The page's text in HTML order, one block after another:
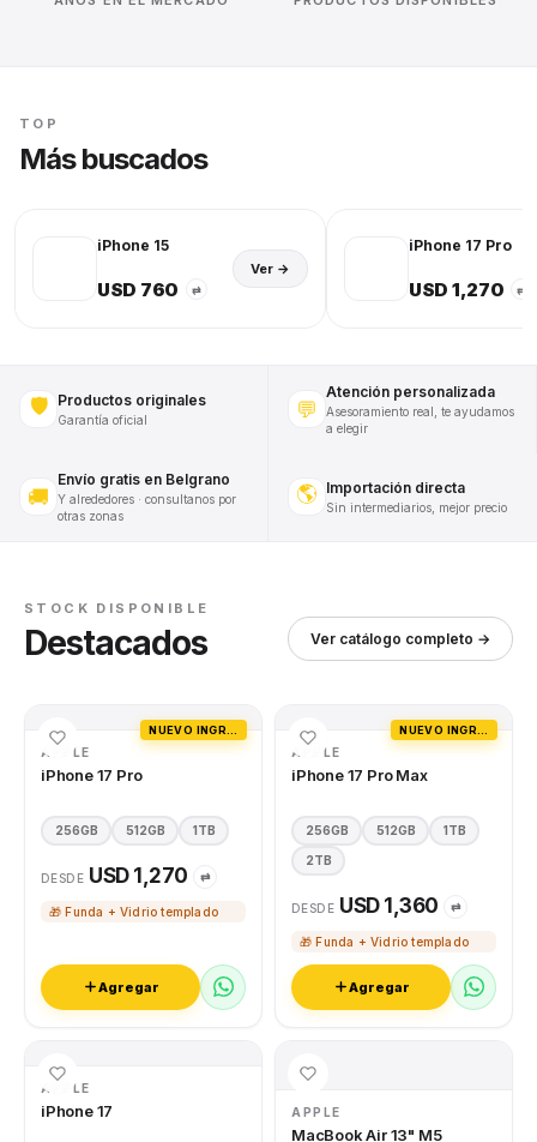
TOP
Más buscados
iPhone 15
USD 760 ⇄
Ver →
iPhone 17 Pro
USD 1,270 ⇄
🛡️ Productos originales
Garantía oficial 💬
Atención personalizada
Asesoramiento real, te ayudamos
a elegir
🚚
Envío gratis en Belgrano
Y alrededores · consultanos por
otras zonas
🌎 Importación directa
Sin intermediarios, mejor precio
STOCK DISPONIBLE
Destacados Ver catálogo completo →
APPLE
iPhone 17 Pro
256GB 512GB 1TB
DESDE USD 1,270 ⇄
🎁 Funda + Vidrio templado
Agregar
APPLE
iPhone 17 Pro Max
256GB 512GB 1TB
2TB
DESDE USD 1,360 ⇄
🎁 Funda + Vidrio templado
Agregar
APPLE
iPhone 17 APPLE
MacBook Air 13" M5